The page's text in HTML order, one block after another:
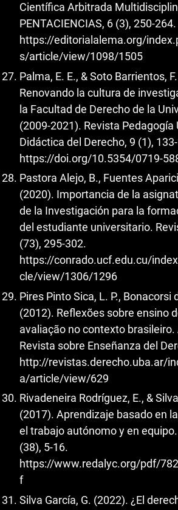
Científica Arbitrada
PENTACIENCIAS, 6 (3), 250-264.
https://editorialalema.org/
s/article/view/1098/1505
Palma, E. E., & Soto Barrientos,
Renovando la cultura de
la Facultad de Derecho de la
(2009-2021). Revista Pedagogía
Didáctica del Derecho, 9 (1),
https://doi.org/10.5354/0719-
Pastora Alejo, B., Fuentes
(2020). Importancia de la
de la Investigación para la
del estudiante universitario.
(73), 295-302.
https://conrado.ucf.edu.cu/
cle/view/1306/1296
Pires Pinto Sica, L. P., Bonacorsi
(2012). Reflexões sobre ensino
avaliação no contexto
Revista sobre Enseñanza del
http://revistas.derecho.uba.ar/
a/article/view/629
Rivadeneira Rodríguez, E., &
(2017). Aprendizaje basado en
el trabajo autónomo y en
(38), 5-16.
https://www.redalyc.org/pdf/
f
Silva García, G. (2022). ¿El